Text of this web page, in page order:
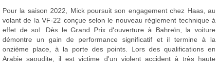
Pour la saison 2022, Mick poursuit son engagement chez Haas, au
volant de la VF-22 conçue selon le nouveau règlement technique à
effet de sol. Dès le Grand Prix d'ouverture à Bahreïn, la voiture
démontre un gain de performance significatif et il termine à la
onzième place, à la porte des points. Lors des qualifications en
Arabie saoudite, il est victime d'un violent accident à très haute